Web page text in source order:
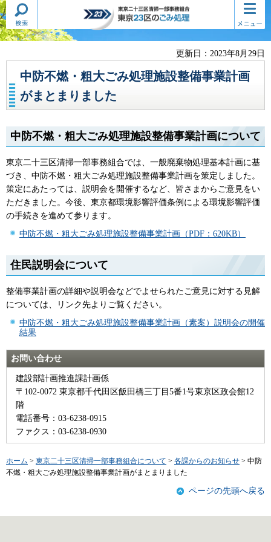
東京二十三区清掃一部事務組合
東京23区のごみ処理
検索・
共通メ
ニュー
コンテ
ンツメ
ニュー
更新日：2023年8月29日
中防不燃・粗大ごみ処理施設整備事業計画
がまとまりました
中防不燃・粗大ごみ処理施設整備事業計画について
東京二十三区清掃一部事務組合では、一般廃棄物処理基本計画に基
づき、中防不燃・粗大ごみ処理施設整備事業計画を策定しました。
策定にあたっては、説明会を開催するなど、皆さまからご意見をい
ただきました。今後、東京都環境影響評価条例による環境影響評価
の手続きを進めて参ります。
中防不燃・粗大ごみ処理施設整備事業計画（PDF：620KB）
住民説明会について
整備事業計画の詳細や説明会などでよせられたご意見に対する見解
については、リンク先よりご覧ください。
中防不燃・粗大ごみ処理施設整備事業計画（素案）説明会の開催
結果
お問い合わせ
建設部計画推進課計画係
〒102-0072 東京都千代田区飯田橋三丁目5番1号東京区政会館12
階
電話番号：03-6238-0915
ファクス：03-6238-0930
ホーム > 東京二十三区清掃一部事務組合について > 各課からのお知らせ > 中防
不燃・粗大ごみ処理施設整備事業計画がまとまりました
ページの先頭へ戻る